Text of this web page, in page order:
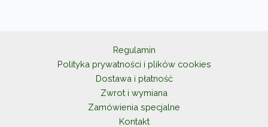
na
stronie
produktu
Regulamin
Polityka prywatności i plików cookies
Dostawa i płatność
Zwrot i wymiana
Zamówienia specjalne
Kontakt